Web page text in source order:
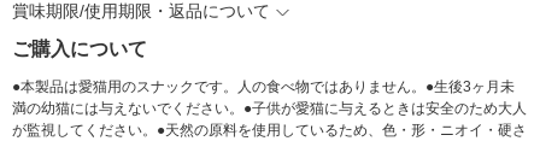
賞味期限/使用期限・返品について
ご購入について
●本製品は愛猫用のスナックです。人の食べ物ではありません。●生後3ヶ月未
満の幼猫には与えないでください。●子供が愛猫に与えるときは安全のため大人
が監視してください。●天然の原料を使用しているため、色・形・ニオイ・硬さ